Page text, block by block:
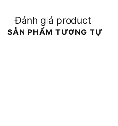
Đánh giá product
SẢN PHẨM TƯƠNG TỰ